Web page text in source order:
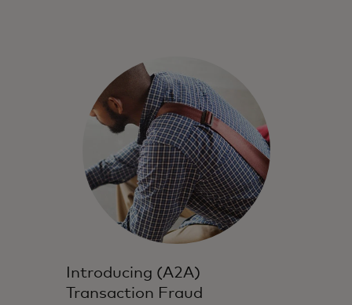
Introducing (A2A)
Transaction Fraud